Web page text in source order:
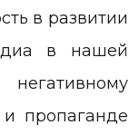
в развитии
в нашей
пропаганде